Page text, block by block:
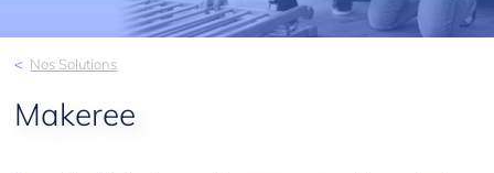
Nos Solutions
Makeree